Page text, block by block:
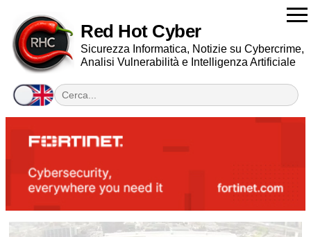
Red Hot Cyber
Sicurezza Informatica, Notizie su Cybercrime,
Analisi Vulnerabilità e Intelligenza Artificiale